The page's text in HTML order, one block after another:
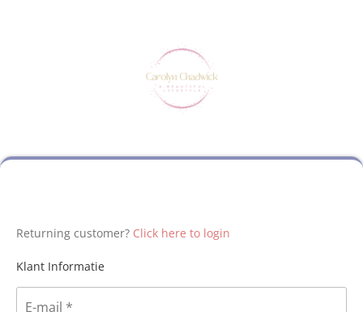
Returning customer? Click here to login
Klant Informatie